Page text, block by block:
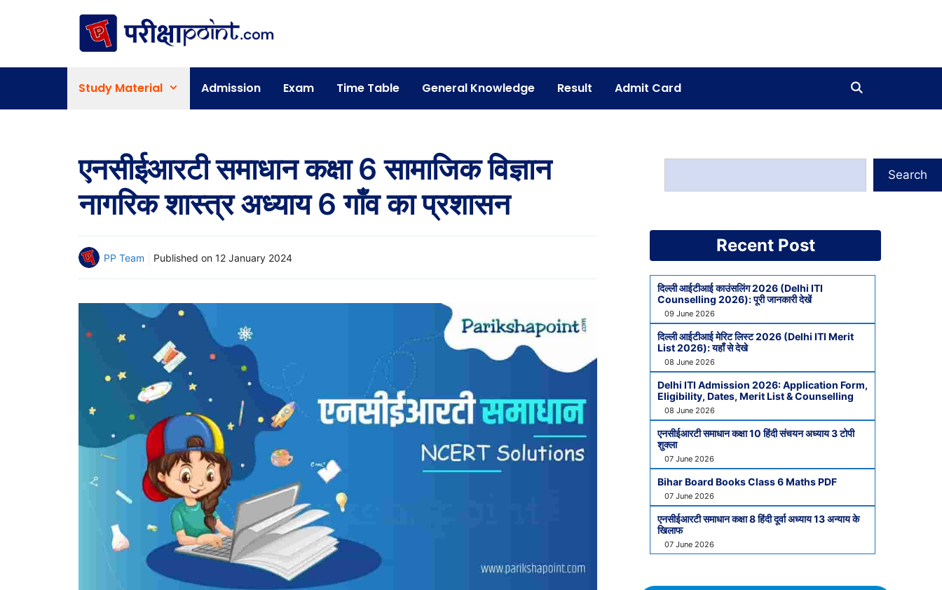
Study Material Admission Exam Time Table General Knowledge Result Admit Card
एनसीईआरटी समाधान कक्षा 6 सामाजिक विज्ञान
नागरिक शास्त्र अध्याय 6 गाँव का प्रशासन
PP Team Published on 12 January 2024
Search
Recent Post
दिल्ली आईटीआई काउंसलिंग 2026 (Delhi ITI
Counselling 2026): पूरी जानकारी देखें
09 June 2026
दिल्ली आईटीआई मेरिट लिस्ट 2026 (Delhi ITI Merit
List 2026): यहाँ से देखे
08 June 2026
Delhi ITI Admission 2026: Application Form,
Eligibility, Dates, Merit List & Counselling
08 June 2026
एनसीईआरटी समाधान कक्षा 10 हिंदी संचयन अध्याय 3 टोपी
शुक्ला
07 June 2026
Bihar Board Books Class 6 Maths PDF
07 June 2026
एनसीईआरटी समाधान कक्षा 8 हिंदी दूर्वा अध्याय 13 अन्याय के
खिलाफ
07 June 2026